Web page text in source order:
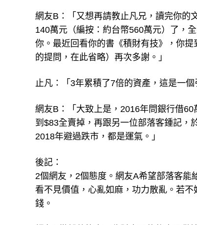
網友B：「又想再請教止凡兄，讀完你的
140萬元（編按：約台幣560萬元）了，
你。最近回看你的書《積財有技》，你
的提問，在此省略）再次多謝。」
止凡：「3年累積了7倍的資產，這是一
網友B：「大致上是，2016年問銀行借
到$83全賣掉，再跟另一位部落客鍾記，
2018年避過跌市，都是運氣。」
後記：
2個網友，2個態度。網友A希望部落客能
看不見價值，心亂如麻，功力散亂。若
錢。